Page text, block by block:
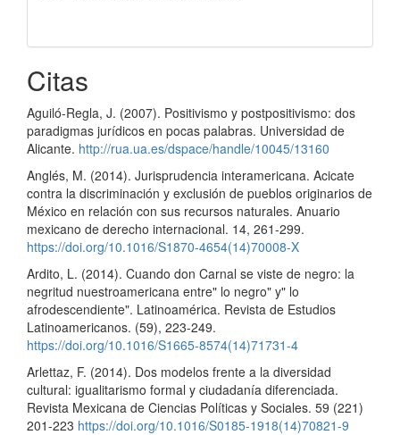
Citas
Aguiló-Regla, J. (2007). Positivismo y postpositivismo: dos
paradigmas jurídicos en pocas palabras. Universidad de
Alicante. http://rua.ua.es/dspace/handle/10045/13160
Anglés, M. (2014). Jurisprudencia interamericana. Acicate
contra la discriminación y exclusión de pueblos originarios de
México en relación con sus recursos naturales. Anuario
mexicano de derecho internacional. 14, 261-299.
https://doi.org/10.1016/S1870-4654(14)70008-X
Ardito, L. (2014). Cuando don Carnal se viste de negro: la
negritud nuestroamericana entre" lo negro" y" lo
afrodescendiente". Latinoamérica. Revista de Estudios
Latinoamericanos. (59), 223-249.
https://doi.org/10.1016/S1665-8574(14)71731-4
Arlettaz, F. (2014). Dos modelos frente a la diversidad
cultural: igualitarismo formal y ciudadanía diferenciada.
Revista Mexicana de Ciencias Políticas y Sociales. 59 (221)
201-223 https://doi.org/10.1016/S0185-1918(14)70821-9